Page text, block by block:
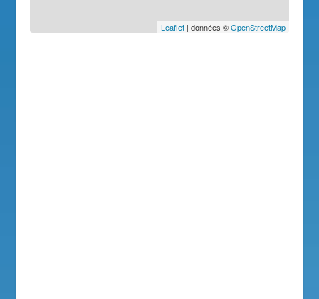
Leaflet| données ©OpenStreetMap